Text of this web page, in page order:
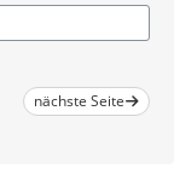
nächste Seite